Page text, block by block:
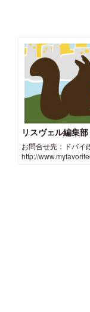
リスヴェル編集部
お問合せ先：ドバイ
http://